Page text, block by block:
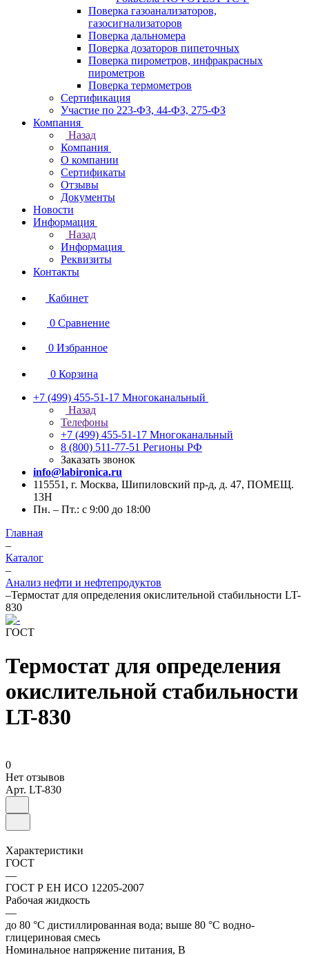
Поверка газоанализаторов,
газосигнализаторов
Поверка дальномера
Поверка дозаторов пипеточных
Поверка пирометров, инфракрасных
пирометров
Поверка термометров
Сертификация
Участие по 223-ФЗ, 44-ФЗ, 275-ФЗ
Компания
Назад
Компания
О компании
Сертификаты
Отзывы
Документы
Новости
Информация
Назад
Информация
Реквизиты
Контакты
Кабинет
0 Сравнение
0 Избранное
0 Корзина
+7 (499) 455-51-17 Многоканальный
Назад
Телефоны
+7 (499) 455-51-17 Многоканальный
8 (800) 511-77-51 Регионы РФ
Заказать звонок
info@labironica.ru
115551, г. Москва, Шипиловский пр-д, д. 47, ПОМЕЩ.
13Н
Пн. – Пт.: с 9:00 до 18:00
Главная
–
Каталог
–
Анализ нефти и нефтепродуктов
–Термостат для определения окислительной стабильности LT-
830
ГОСТ
Термостат для определения
окислительной стабильности
LT-830
0
Нет отзывов
Арт. LT-830
Характеристики
ГОСТ
—
ГОСТ Р ЕН ИСО 12205-2007
Рабочая жидкость
—
до 80 °С дистиллированная вода; выше 80 °С водно-
глицериновая смесь
Номинальное напряжение питания, В